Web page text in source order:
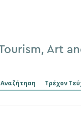
Αναζήτηση Τρέχον